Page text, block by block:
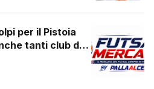
per il Pistoia
tanti club del